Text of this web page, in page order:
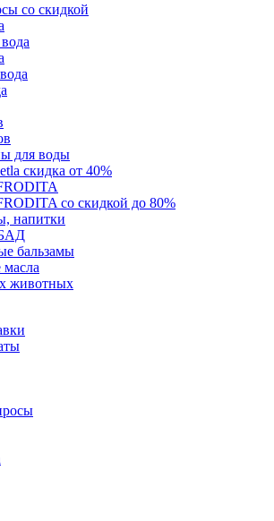
со скидкой
для воды
скидка от 40%
со скидкой до 80%
напитки
бальзамы
масла
животных